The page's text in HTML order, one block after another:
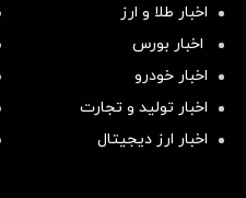
اخبار طلا و ارز
اخبار بورس
اخبار خودرو
اخبار تولید و تجارت
اخبار ارز دیجیتال